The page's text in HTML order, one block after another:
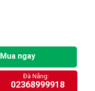
Mua ngay
Đà Nẵng:
02368999918